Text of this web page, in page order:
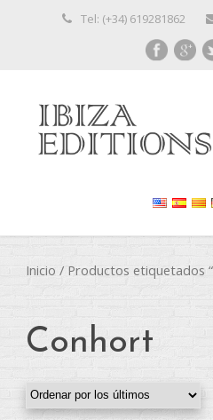
Tel: (+34) 619281862
Inicio / Productos etiquetados
Conhort